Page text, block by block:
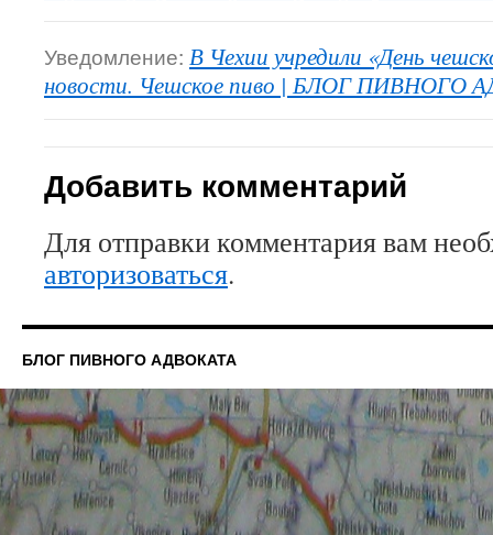
Уведомление: В Чехии учредили «День
новости. Чешское пиво | БЛОГ ПИВНОГО
Добавить комментарий
Для отправки комментария вам
авторизоваться.
БЛОГ ПИВНОГО АДВОКАТА